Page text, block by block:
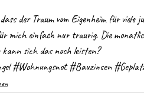
der Traum vom Eigenheim für
mich einfach nur traurig. Die
sich das noch leisten?
#Wohnungsnot #Bauzinsen